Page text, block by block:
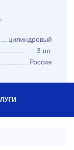
цилиндровый
3 шт.
Россия